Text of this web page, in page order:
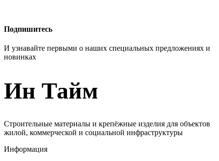
Подпишитесь
И узнавайте первыми о наших специальных предложениях и
новинках
Ин Тайм
Строительные материалы и крепёжные изделия для объектов
жилой, коммерческой и социальной инфраструктуры
Информация